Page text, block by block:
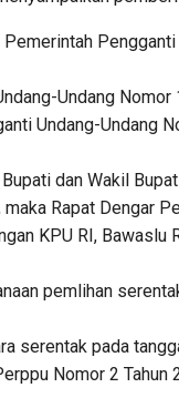
Undang Nomor
Undang-Undang
dan Wakil
Rapat Dengar
KPU RI, Bawaslu
pemlihan
serentak pada
Nomor 2 Tahun